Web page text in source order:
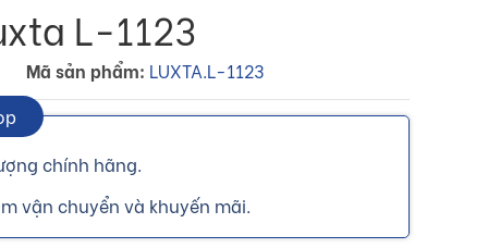
L-1123
Mã sản phẩm: LUXTA.L-1123
chính hãng.
vận chuyển và khuyến mãi.